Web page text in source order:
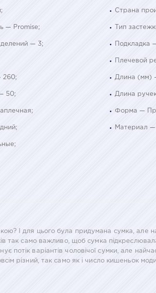
Страна
— Promise; Тип
— 3; Подкладка
Плечевой
260; Длина (мм)
50; Длина
Форма —
Материал —
І для цього була придумана сумка, але
так само важливо, щоб сумка
потік варіантів чоловічої сумки, але
різний, так само як і число кишеньок